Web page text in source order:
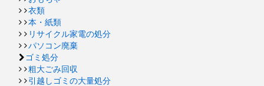
衣類
本・紙類
リサイクル家電の処分
パソコン廃棄
ゴミ処分
粗大ごみ回収
引越しゴミの大量処分